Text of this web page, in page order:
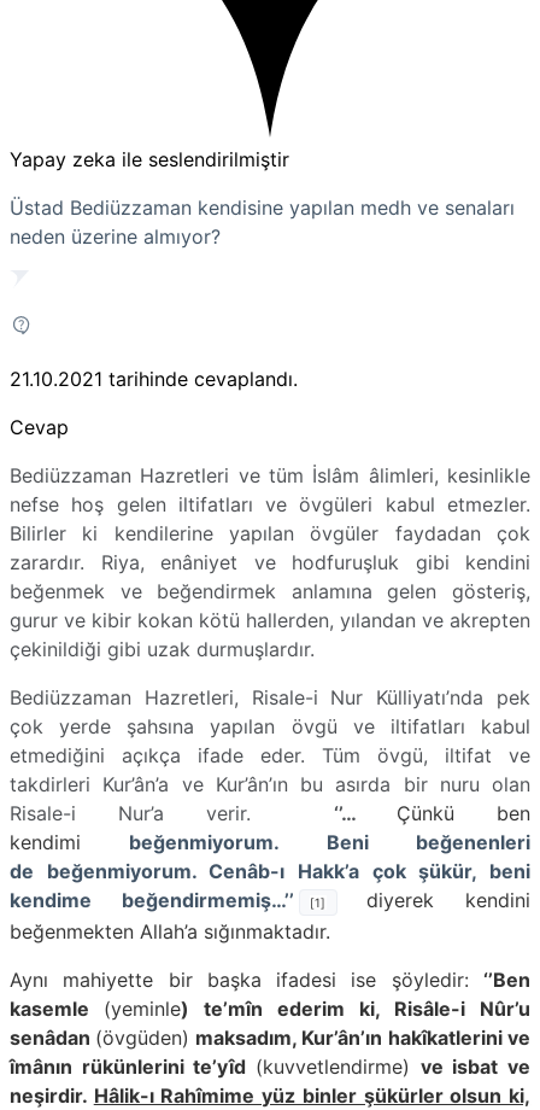
Yapay zeka ile seslendirilmiştir
Üstad Bediüzzaman kendisine yapılan medh ve senaları
neden üzerine almıyor?
21.10.2021 tarihinde cevaplandı.
Cevap
Bediüzzaman Hazretleri ve tüm İslâm âlimleri, kesinlikle
nefse hoş gelen iltifatları ve övgüleri kabul etmezler.
Bilirler ki kendilerine yapılan övgüler faydadan çok
zarardır. Riya, enâniyet ve hodfuruşluk gibi kendini
beğenmek ve beğendirmek anlamına gelen gösteriş,
gurur ve kibir kokan kötü hallerden, yılandan ve akrepten
çekinildiği gibi uzak durmuşlardır.
Bediüzzaman Hazretleri, Risale-i Nur Külliyatı’nda pek
çok yerde şahsına yapılan övgü ve iltifatları kabul
etmediğini açıkça ifade eder. Tüm övgü, iltifat ve
takdirleri Kur’ân’a ve Kur’ân’ın bu asırda bir nuru olan
Risale-i Nur’a verir. ‘’… Çünkü ben
kendimi beğenmiyorum. Beni beğe­nenleri
de beğenmiyorum. Cenâb-ı Hakk’a çok şükür, beni
kendime beğendirmemiş…’’
[1]
diyerek kendini
beğenmekten Allah’a sığınmaktadır.
Aynı mahiyette bir başka ifadesi ise şöyledir: ‘’Ben
kasemle (yeminle) te’mîn ederim ki, Risâle-i Nûr’u
senâdan (övgüden) maksadım, Kur’ân’ın hakîkatlerini ve
îmânın rükünlerini te’yîd (kuvvetlendirme) ve isbat ve
neşirdir. Hâlik-ı Rahîmime yüz binler şükürler olsun ki,